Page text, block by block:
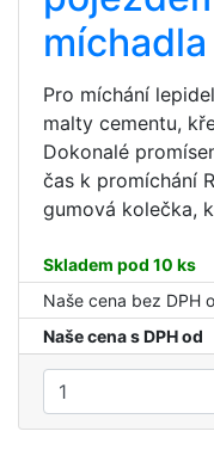
míchadla
Pro míchání
malty cementu,
Dokonalé
čas k promíchání
gumová kolečka,
Skladem pod 10 ks
Naše cena bez DPH
Naše cena s DPH od